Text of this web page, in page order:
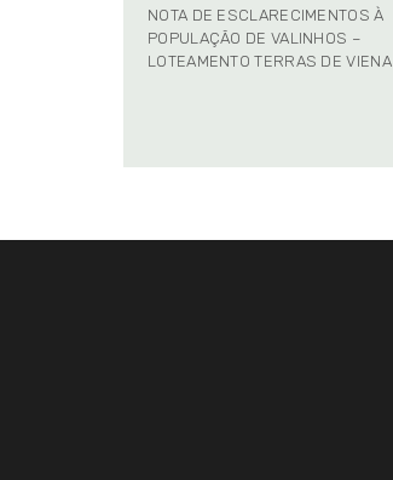
NOTA DE ESCLARECIMENTOS À
POPULAÇÃO DE VALINHOS –
LOTEAMENTO TERRAS DE VIENA